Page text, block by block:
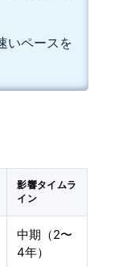
いペースを
影響タイムラ
イン
中期（2〜
4年）